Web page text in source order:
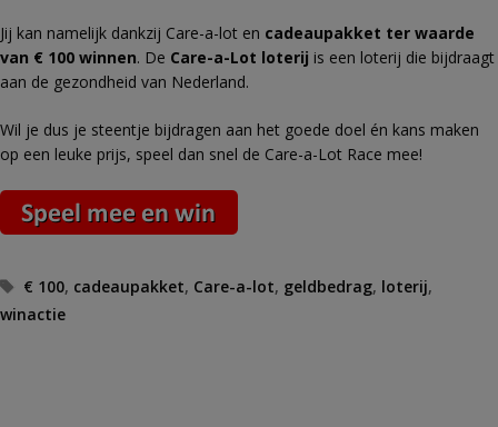
Jij kan namelijk dankzij Care-a-lot en cadeaupakket ter waarde
van € 100 winnen. De Care-a-Lot loterij is een loterij die bijdraagt
aan de gezondheid van Nederland.
Wil je dus je steentje bijdragen aan het goede doel én kans maken
op een leuke prijs, speel dan snel de Care-a-Lot Race mee!
Tags
€ 100, cadeaupakket, Care-a-lot, geldbedrag, loterij,
winactie